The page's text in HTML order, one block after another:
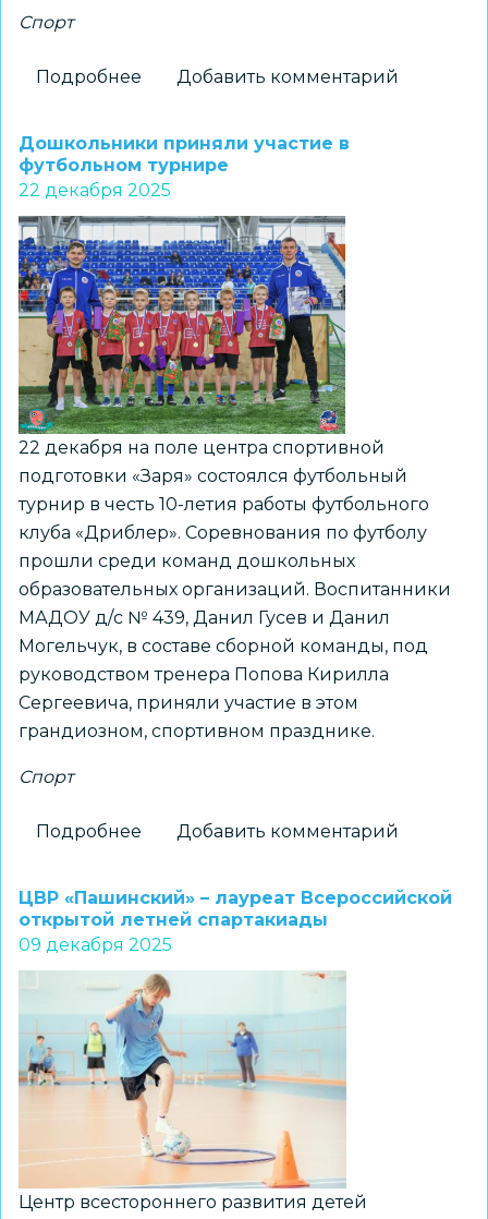
Спорт
Подробнее
юных
легкоатлетов
ДЮФЦ
«СТАРТ»
Добавить комментарий
Дошкольники приняли участие в
футбольном турнире
22 декабря 2025
22 декабря на поле центра спортивной
подготовки «Заря» состоялся футбольный
турнир в честь 10-летия работы футбольного
клуба «Дриблер». Соревнования по футболу
прошли среди команд дошкольных
образовательных организаций. Воспитанники
МАДОУ д/с № 439, Данил Гусев и Данил
Могельчук, в составе сборной команды, под
руководством тренера Попова Кирилла
Сергеевича, приняли участие в этом
грандиозном, спортивном празднике.
Спорт
Подробнее
приняли
участие
в
футбольном
турнире
Добавить комментарий
ЦВР «Пашинский» – лауреат Всероссийской
открытой летней спартакиады
09 декабря 2025
Центр всестороннего развития детей